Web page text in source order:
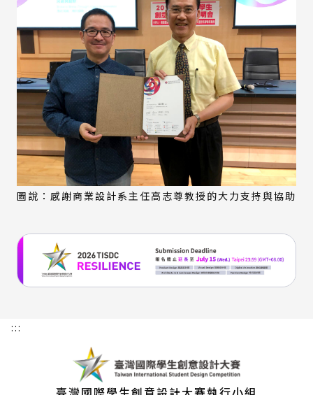
圖說：感謝商業設計系主任高志尊教授的大力支持與協助
:::